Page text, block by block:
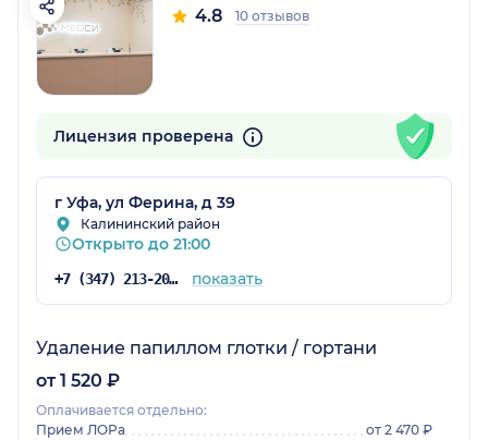
4.8 10 отзывов
Лицензия проверена
г Уфа, ул Ферина, д 39
Калининский район
Открыто до 21:00
+7 (347) 213-20-62 показать
Удаление папиллом глотки / гортани
от 1 520 ₽
Оплачивается отдельно:
Прием ЛОРа
от 2 470 ₽